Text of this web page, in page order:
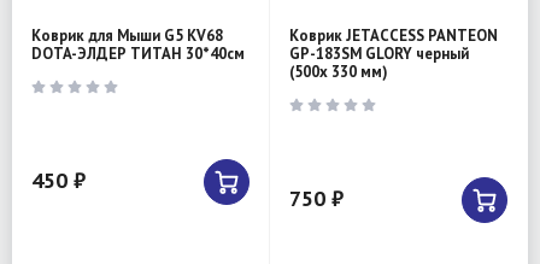
Коврик для Мыши G5 KV68
DOTA-ЭЛДЕР ТИТАН 30*40см
450 ₽
Коврик JETACCESS PANTEON
GP-183SM GLORY черный
(500x 330 мм)
750 ₽